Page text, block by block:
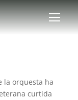
la orquesta ha
curtida